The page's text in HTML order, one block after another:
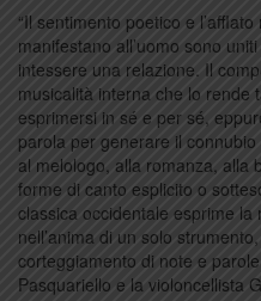
“Il sentimento poetico e
manifestano all’uomo sono
intessere una relazione. Il
musicalità interna che lo rende
esprimersi in sé e per sé,
parola per generare il
al melologo, alla romanza, alla
forme di canto esplicito o
classica occidentale esprime
nell’anima di un solo
corteggiamento di note e
Pasquariello e la violoncellista